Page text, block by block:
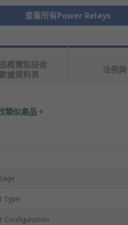
查看所有Power Relays
概覽和技術
數據資料表
法例
類似產品。
Type
Configuration